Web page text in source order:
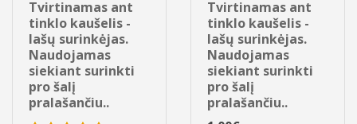
Tvirtinamas ant
tinklo kaušelis -
lašų surinkėjas.
Naudojamas
siekiant surinkti
pro šalį
pralašančiu..
Tvirtinamas ant
tinklo kaušelis -
lašų surinkėjas.
Naudojamas
siekiant surinkti
pro šalį
pralašančiu..